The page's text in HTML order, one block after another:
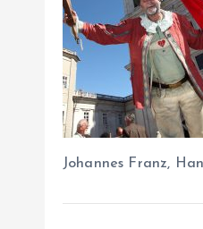
Johannes Franz,